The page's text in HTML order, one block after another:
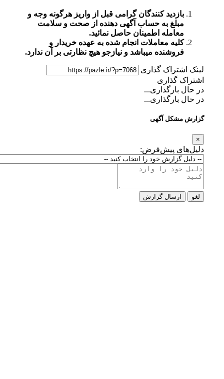
بازدید کنندگان گرامی قبل از واریز هرگونه وجه و
مبلغ به حساب آگهی دهنده از صحت و سلامت
معامله اطمینان حاصل نمائید.
کلیه معاملات انجام شده به عهده خریدار و
فروشنده میباشد و نیازجو هیچ نظارتی بر آن ندارد.
لینک اشتراک گذاری
اشتراک گذاری
در حال بارگذاری...
در حال بارگذاری...
گزارش مشکل آگهی
دلیل‌های پیش‌فرض:
ارسال گزارش